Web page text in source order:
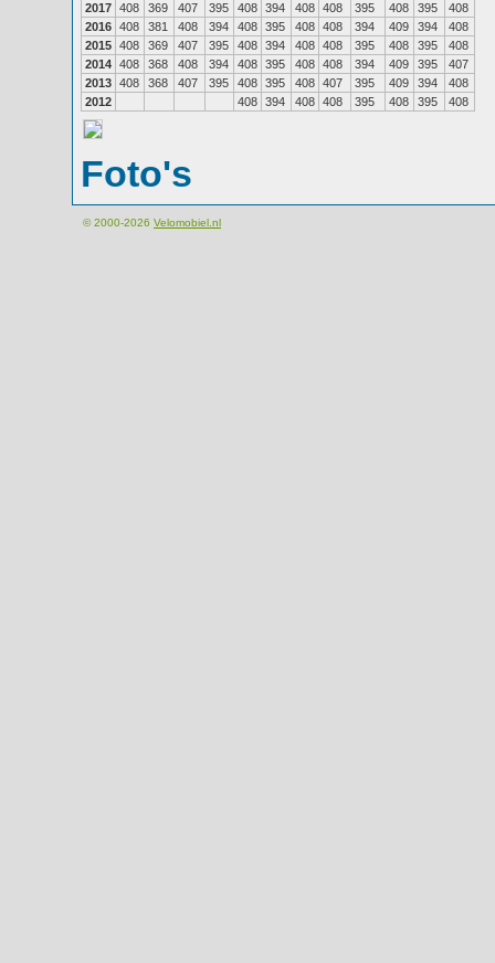
2017 408 369 407 395 408 394 408 408 395 408 395
408
2016 408 381 408 394 408 395 408 408 394 409 394
408
2015 408 369 407 395 408 394 408 408 395 408 395
408
2014 408 368 408 394 408 395 408 408 394 409 395
407
2013 408 368 407 395 408 395 408 407 395 409 394
408
2012
408 394 408 408 395 408 395 408
Foto's
© 2000-2026 Velomobiel.nl